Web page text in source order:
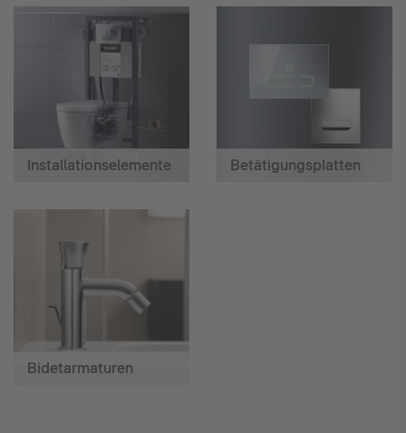
Installationselemente Betätigungsplatten
Bidetarmaturen